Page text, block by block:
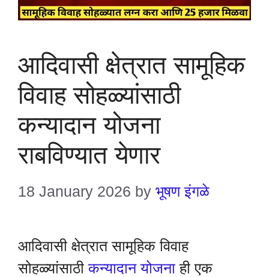
आदिवासी क्षेत्रात सामूहिक
विवाह सोहळ्यांसाठी
कन्यादान योजना
राबविण्यात येणार
18 January 2026 by भूषण इंगळे
आदिवासी क्षेत्रात सामूहिक विवाह
सोहळ्यांसाठीकन्यादान योजना ही एक